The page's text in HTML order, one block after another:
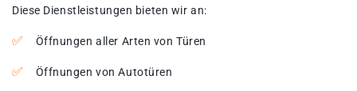
Diese Dienstleistungen bieten wir an:
Öffnungen aller Arten von Türen
Öffnungen von Autotüren